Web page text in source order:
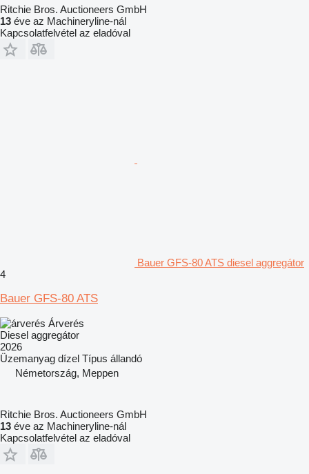
Ritchie Bros. Auctioneers GmbH
13 éve az Machineryline-nál
Kapcsolatfelvétel az eladóval
Bauer GFS-80 ATS diesel aggregátor
4
Bauer GFS-80 ATS
Árverés
Diesel aggregátor
2026
Üzemanyag dízel Típus állandó
Németország, Meppen
Ritchie Bros. Auctioneers GmbH
13 éve az Machineryline-nál
Kapcsolatfelvétel az eladóval